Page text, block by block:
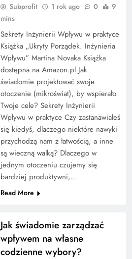
Subprofit 1 rok ago 0
9
mins
Sekrety Inżynierii Wpływu w praktyce
Książka „Ukryty Porządek. Inżynieria
Wpływu” Martina Novaka Książka
dostępna na Amazon.pl Jak
świadomie projektować swoje
otoczenie (mikroświat), by wspierało
Twoje cele? Sekrety Inżynierii
Wpływu w praktyce Czy zastanawiałeś
się kiedyś, dlaczego niektóre nawyki
przychodzą nam z łatwością, a inne
są wieczną walką? Dlaczego w
jednym otoczeniu czujemy się
bardziej produktywni,…
Read More
Jak świadomie zarządzać
wpływem na własne
codzienne wybory?